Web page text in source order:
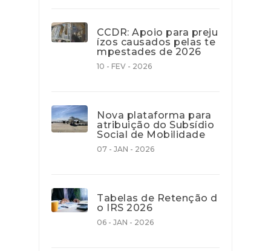
CCDR: Apoio para preju
ízos causados pelas te
mpestades de 2026
10 - FEV - 2026
Nova plataforma para
atribuição do Subsídio
Social de Mobilidade
07 - JAN - 2026
Tabelas de Retenção d
o IRS 2026
06 - JAN - 2026